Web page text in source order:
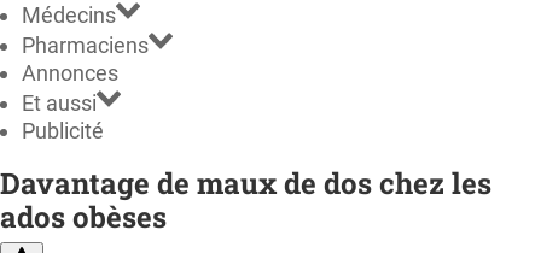
Médecins
Pharmaciens
Annonces
Et aussi
Publicité
Davantage de maux de dos chez les
ados obèses